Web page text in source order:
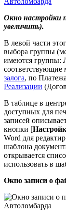
Окно настройки
увеличить).
В левой части
выбора группы
имеются группы:
соответствующие
залога, по
Реализации
В таблице в
доступных для
записей
кнопки [
Word для
шаблона
открывается
использовать в
Окно записи о